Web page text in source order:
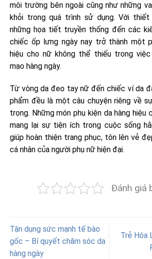
môi trường bên ngoài cũng như những
khỏi trong quá trình sử dụng. Với
những họa tiết truyền thống đến các
chiếc ốp lưng ngày nay trở thành một
hiệu cho nữ không thể thiếu trong việc
mạo hàng ngày.
Từ vòng da đeo tay nữ đến chiếc ví da
phẩm đều là một câu chuyện riêng về
trọng. Những món phụ kiện da hàng hiệu
mang lại sự tiện ích trong cuộc sống
giúp hoàn thiện trang phục, tôn lên vẻ
cá nhân của người phụ nữ hiện đại.
Đánh giá
Tận dụng sức mạnh tế bào
gốc – Bí quyết chăm sóc da
hàng ngày
Trẻ Hóa